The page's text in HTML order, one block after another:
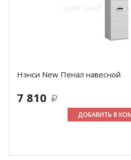
Нэнси New Пенал навесной
7 810
ДОБАВИТЬ В